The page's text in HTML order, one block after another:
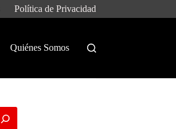
Política de Privacidad
Quiénes Somos